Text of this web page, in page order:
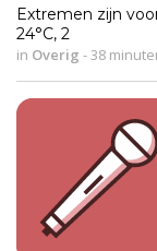
Extremen zijn
24°C, 2
in Overig -38